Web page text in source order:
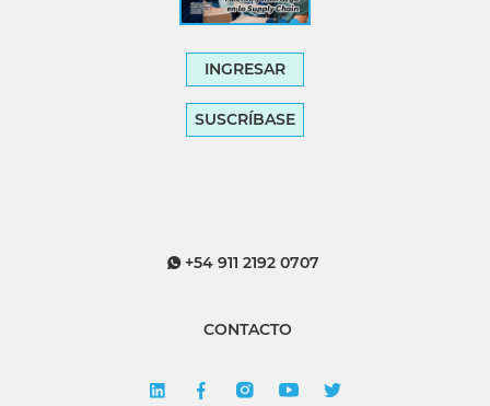
INGRESAR
SUSCRÍBASE
+54 911 2192 0707
CONTACTO